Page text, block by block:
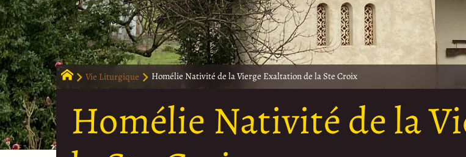
Vie Liturgique Homélie Nativité de la Vierge Exaltation de la Ste Croix
Homélie Nativité de la